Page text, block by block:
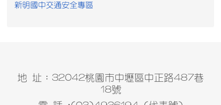
新明國中交通安全專區
地 址：32042桃園市中壢區中正路487巷
18號